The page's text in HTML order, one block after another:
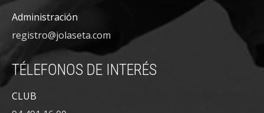
Administración
registro@jolaseta.com
TÉLEFONOS DE INTERÉS
CLUB